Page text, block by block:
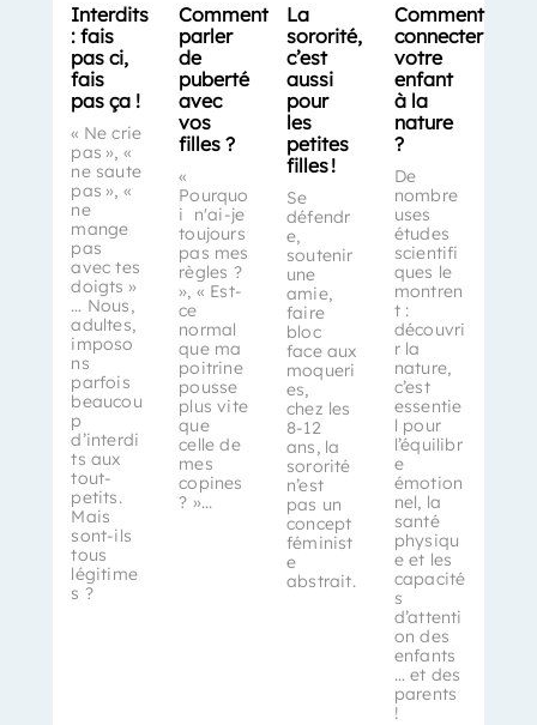
Interdits
: fais
pas ci,
fais
pas ça !
« Ne crie
pas », «
ne saute
pas », «
ne
mange
pas
avec tes
doigts »
… Nous,
adultes,
imposo
ns
parfois
beaucou
p
d’interdi
ts aux
tout-
petits.
Mais
sont-ils
tous
légitime
s ?
Comment
parler
de
puberté
avec
vos
filles ?
«
Pourquo
i n'ai-je
toujours
pas mes
règles ?
», « Est-
ce
normal
que ma
poitrine
pousse
plus vite
que
celle de
mes
copines
? »...
La
sororité,
c’est
aussi
pour
les
petites
filles !
Se
défendr
e,
soutenir
une
amie,
faire
bloc
face aux
moqueri
es,
chez les
8-12
ans, la
sororité
n’est
pas un
concept
féminist
e
abstrait.
Comment
connecter
votre
enfant
à la
nature
?
De
nombre
uses
études
scientifi
ques le
montren
t :
découvri
r la
nature,
c’est
essentie
l pour
l’équilibr
e
émotion
nel, la
santé
physiqu
e et les
capacité
s
d’attenti
on des
enfants
… et des
parents
!